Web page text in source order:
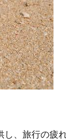
、旅行の疲